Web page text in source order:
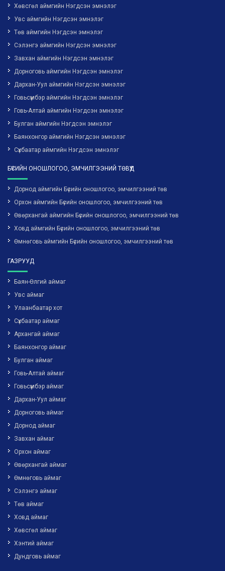
Хөвсгөл аймгийн Нэгдсэн эмнэлэг
Увс аймгийн Нэгдсэн эмнэлэг
Төв аймгийн Нэгдсэн эмнэлэг
Сэлэнгэ аймгийн Нэгдсэн эмнэлэг
Завхан аймгийн Нэгдсэн эмнэлэг
Дорноговь аймгийн Нэгдсэн эмнэлэг
Дархан-Уул аймгийн Нэгдсэн эмнэлэг
Говьсүмбэр аймгийн Нэгдсэн эмнэлэг
Говь-Алтай аймгийн Нэгдсэн эмнэлэг
Булган аймгийн Нэгдсэн эмнэлэг
Баянхонгор аймгийн Нэгдсэн эмнэлэг
Сүхбаатар аймгийн Нэгдсэн эмнэлэг
БҮСИЙН ОНОШЛОГОО, ЭМЧИЛГЭЭНИЙ ТӨВҮҮД
Дорнод аймгийн Бүсийн оношлогоо, эмчилгээний төв
Орхон аймгийн Бүсийн оношлогоо, эмчилгээний төв
Өвөрхангай аймгийн Бүсийн оношлогоо, эмчилгээний төв
Ховд аймгийн Бүсийн оношлогоо, эмчилгээний төв
Өмнөговь аймгийн Бүсийн оношлогоо, эмчилгээний төв
ГАЗРУУД
Баян-Өлгий аймаг
Увс аймаг
Улаанбаатар хот
Сүхбаатар аймаг
Архангай аймаг
Баянхонгор аймаг
Булган аймаг
Говь-Алтай аймаг
Говьсүмбэр аймаг
Дархан-Уул аймаг
Дорноговь аймаг
Дорнод аймаг
Завхан аймаг
Орхон аймаг
Өвөрхангай аймаг
Өмнөговь аймаг
Сэлэнгэ аймаг
Төв аймаг
Ховд аймаг
Хөвсгөл аймаг
Хэнтий аймаг
Дундговь аймаг